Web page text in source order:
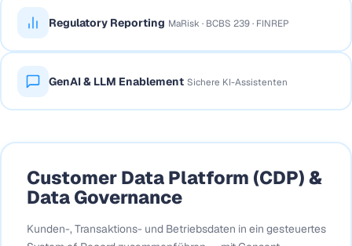
Regulatory Reporting MaRisk · BCBS 239 · FINREP
GenAI & LLM Enablement Sichere KI-Assistenten
Customer Data Platform (CDP) &
Data Governance
Kunden-, Transaktions- und Betriebsdaten in ein gesteuertes